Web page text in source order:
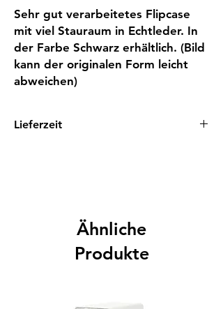
Sehr gut verarbeitetes Flipcase
mit viel Stauraum in Echtleder. In
der Farbe Schwarz erhältlich. (Bild
kann der originalen Form leicht
abweichen)
Lieferzeit
Ähnliche
Produkte